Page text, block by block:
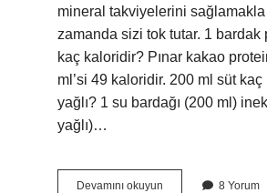
mineral takviyelerini sağlamakla
zamanda sizi tok tutar. 1 bardak
kaç kaloridir? Pınar kakao
ml’si 49 kaloridir. 200 ml süt kaç
yağlı? 1 su bardağı (200 ml)
yağlı)…
Devamını okuyun 8 Yorum